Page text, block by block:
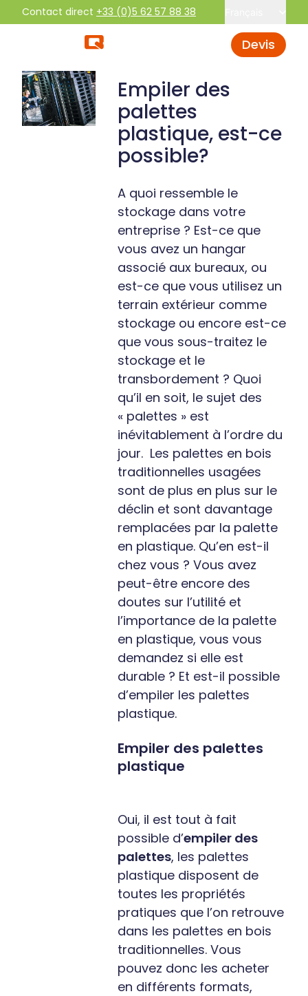
Contact direct +33 (0)5 62 57 88 38
Devis
Empiler des
palettes
plastique, est-ce
possible?
A quoi ressemble le
stockage dans votre
entreprise ? Est-ce que
vous avez un hangar
associé aux bureaux, ou
est-ce que vous utilisez un
terrain extérieur comme
stockage ou encore est-ce
que vous sous-traitez le
stockage et le
transbordement ? Quoi
qu’il en soit, le sujet des
« palettes » est
inévitablement à l’ordre du
jour. Les palettes en bois
traditionnelles usagées
sont de plus en plus sur le
déclin et sont davantage
remplacées par la palette
en plastique. Qu’en est-il
chez vous ? Vous avez
peut-être encore des
doutes sur l’utilité et
l’importance de la palette
en plastique, vous vous
demandez si elle est
durable ? Et est-il possible
d’empiler les palettes
plastique.
Empiler des palettes
plastique
Oui, il est tout à fait
possible d’empiler des
palettes, les palettes
plastique disposent de
toutes les propriétés
pratiques que l’on retrouve
dans les palettes en bois
traditionnelles. Vous
pouvez donc les acheter
en différents formats,